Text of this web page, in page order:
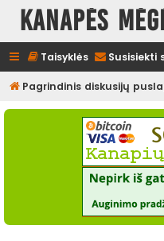
Kanapės
Taisyklės Susisiekti
Pagrindinis diskusijų